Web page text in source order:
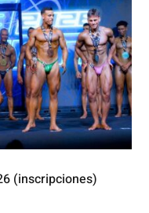
(inscripciones)